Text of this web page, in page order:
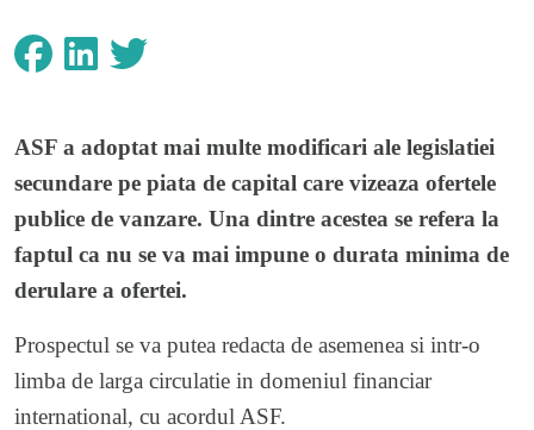
ASF a adoptat mai multe modificari ale legislatiei
secundare pe piata de capital care vizeaza ofertele
publice de vanzare. Una dintre acestea se refera la
faptul ca nu se va mai impune o durata minima de
derulare a ofertei.
Prospectul se va putea redacta de asemenea si intr-o
limba de larga circulatie in domeniul financiar
international, cu acordul ASF.